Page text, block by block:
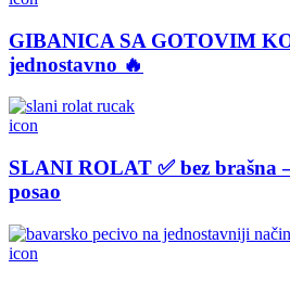
GIBANICA SA GOTOVIM
jednostavno 🔥
icon
SLANI ROLAT ✅ bez brašna
posao
icon